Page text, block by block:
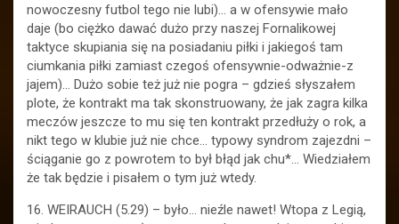
nowoczesny futbol tego nie lubi)… a w ofensywie mało
daje (bo ciężko dawać dużo przy naszej Fornalikowej
taktyce skupiania się na posiadaniu piłki i jakiegoś tam
ciumkania piłki zamiast czegoś ofensywnie-odważnie-z
jajem)… Dużo sobie też już nie pogra – gdzieś słyszałem
plote, że kontrakt ma tak skonstruowany, że jak zagra kilka
meczów jeszcze to mu się ten kontrakt przedłuży o rok, a
nikt tego w klubie już nie chce… typowy syndrom zajezdni –
ściąganie go z powrotem to był błąd jak chu*… Wiedziałem
że tak będzie i pisałem o tym już wtedy.
16. WEIRAUCH (5.29) – było… nieźle nawet! Wtopa z Legią,